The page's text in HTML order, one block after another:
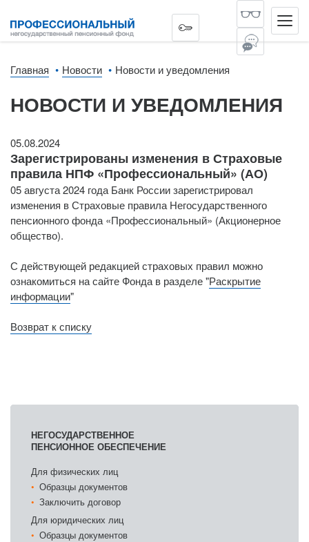
Главная Новости Новости и уведомления
НОВОСТИ И УВЕДОМЛЕНИЯ
05.08.2024
Зарегистрированы изменения в Страховые
правила НПФ «Профессиональный» (АО)
05 августа 2024 года Банк России зарегистрировал
изменения в Страховые правила Негосударственного
пенсионного фонда «Профессиональный» (Акционерное
общество).
С действующей редакцией страховых правил можно
ознакомиться на сайте Фонда в разделе "Раскрытие
информации"
Возврат к списку
НЕГОСУДАРСТВЕННОЕ
ПЕНСИОННОЕ ОБЕСПЕЧЕНИЕ
Для физических лиц
Образцы документов
Заключить договор
Для юридических лиц
Образцы документов